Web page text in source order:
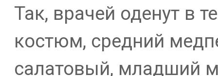
Так, врачей оденут в
костюм, средний
салатовый, младший